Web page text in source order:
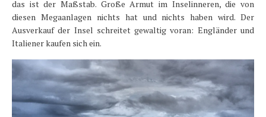
das ist der Maßstab. Große Armut im Inselinneren, die von
diesen Megaanlagen nichts hat und nichts haben wird. Der
Ausverkauf der Insel schreitet gewaltig voran: Engländer und
Italiener kaufen sich ein.